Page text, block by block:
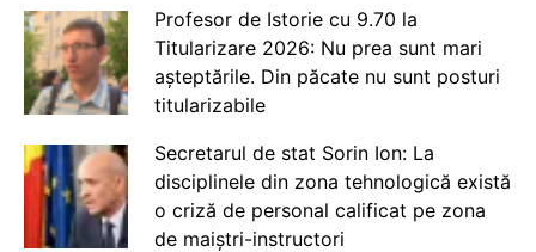
Profesor de Istorie cu 9.70 la
Titularizare 2026: Nu prea sunt mari
așteptările. Din păcate nu sunt posturi
titularizabile
Secretarul de stat Sorin Ion: La
disciplinele din zona tehnologică există
o criză de personal calificat pe zona
de maiștri-instructori